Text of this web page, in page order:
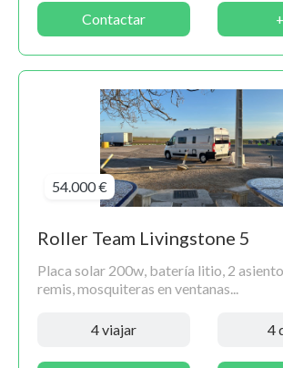
Contactar
54.000 €
Roller Team Livingstone 5
Placa solar 200w, batería litio, 2
remis, mosquiteras en ventanas...
4 viajar 4